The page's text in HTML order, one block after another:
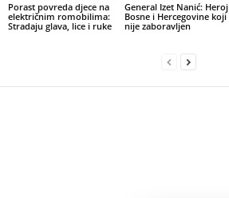
Porast povreda djece na
električnim romobilima:
Stradaju glava, lice i ruke
General Izet Nanić: Heroj
Bosne i Hercegovine koji
nije zaboravljen